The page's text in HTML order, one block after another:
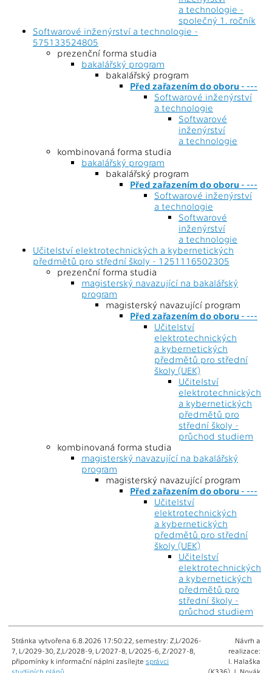
a technologie -
společný 1. ročník
Softwarové inženýrství a technologie -
575133524805
prezenční forma studia
bakalářský program
bakalářský program
Před zařazením do oboru - ---
Softwarové inženýrství
a technologie
Softwarové
inženýrství
a technologie
kombinovaná forma studia
bakalářský program
bakalářský program
Před zařazením do oboru - ---
Softwarové inženýrství
a technologie
Softwarové
inženýrství
a technologie
Učitelství elektrotechnických a kybernetických
předmětů pro střední školy - 1251116502305
prezenční forma studia
magisterský navazující na bakalářský
program
magisterský navazující program
Před zařazením do oboru - ---
Učitelství
elektrotechnických
a kybernetických
předmětů pro střední
školy (UEK)
Učitelství
elektrotechnických
a kybernetických
předmětů pro
střední školy -
průchod studiem
kombinovaná forma studia
magisterský navazující na bakalářský
program
magisterský navazující program
Před zařazením do oboru - ---
Učitelství
elektrotechnických
a kybernetických
předmětů pro střední
školy (UEK)
Učitelství
elektrotechnických
a kybernetických
předmětů pro
střední školy -
průchod studiem
Stránka vytvořena 6.8.2026 17:50:22, semestry: Z,L/2026-
7, L/2029-30, Z,L/2028-9, L/2027-8, L/2025-6, Z/2027-8,
připomínky k informační náplni zasílejte správci
studijních plánů
Návrh a
realizace:
I. Halaška
(K336), J. Novák